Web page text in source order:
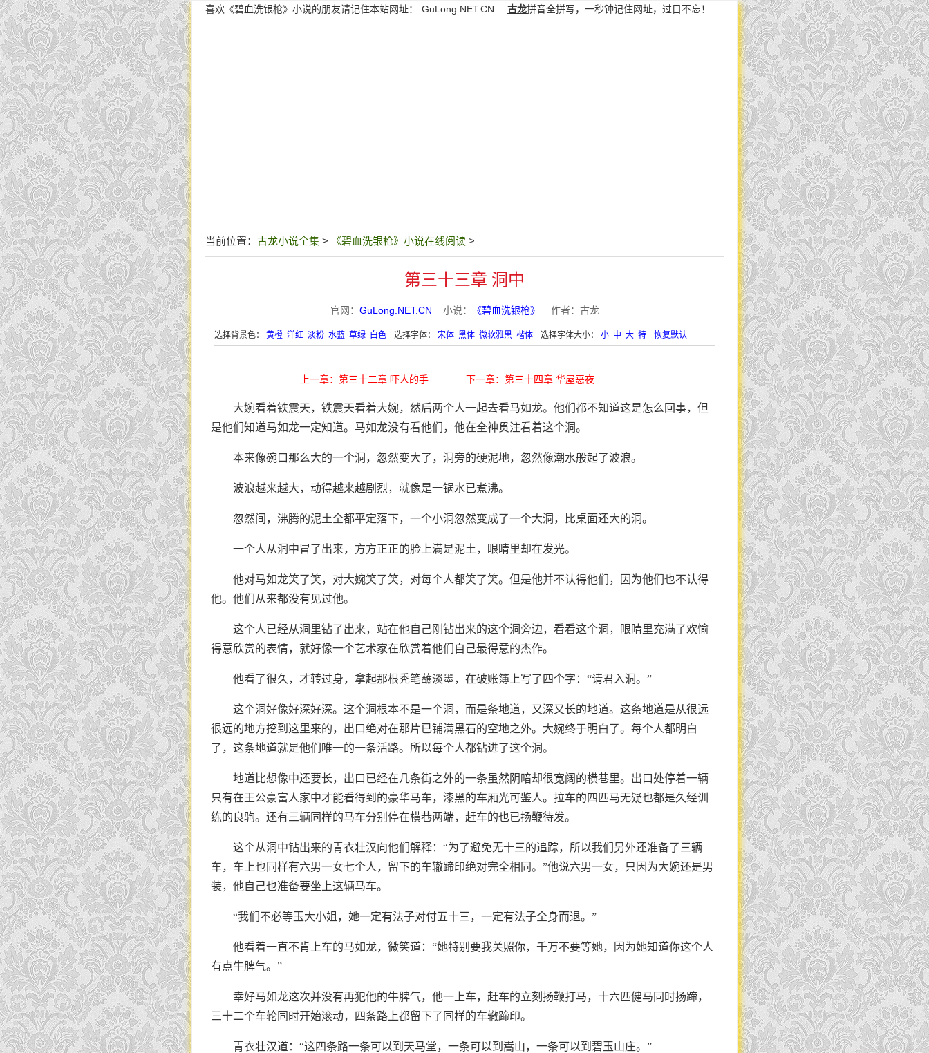
喜欢《碧血洗银枪》小说的朋友请记住本站网址： GuLong.NET.CN 古龙拼音全拼写，一秒钟记住网址，过目不忘！
当前位置： 古龙小说全集 > 《碧血洗银枪》小说在线阅读 >
第三十三章 洞中
官网： GuLong.NET.CN 小说： 《碧血洗银枪》 作者：古龙
选择背景色： 黄橙 洋红 淡粉 水蓝 草绿 白色 选择字体： 宋体 黑体 微软雅黑 楷体 选择字体大小： 小 中 大 特 恢复默认
上一章：第三十二章 吓人的手 下一章：第三十四章 华屋恶夜
大婉看着铁震天，铁震天看着大婉，然后两个人一起去看马如龙。他们都不知道这是怎么回事，但
是他们知道马如龙一定知道。马如龙没有看他们，他在全神贯注看着这个洞。
本来像碗口那么大的一个洞，忽然变大了，洞旁的硬泥地，忽然像潮水般起了波浪。
波浪越来越大，动得越来越剧烈，就像是一锅水已煮沸。
忽然间，沸腾的泥土全都平定落下，一个小洞忽然变成了一个大洞，比桌面还大的洞。
一个人从洞中冒了出来，方方正正的脸上满是泥土，眼睛里却在发光。
他对马如龙笑了笑，对大婉笑了笑，对每个人都笑了笑。但是他并不认得他们，因为他们也不认得
他。他们从来都没有见过他。
这个人已经从洞里钻了出来，站在他自己刚钻出来的这个洞旁边，看看这个洞，眼睛里充满了欢愉
得意欣赏的表情，就好像一个艺术家在欣赏着他们自己最得意的杰作。
他看了很久，才转过身，拿起那根秃笔蘸淡墨，在破账簿上写了四个字：“请君入洞。”
这个洞好像好深好深。这个洞根本不是一个洞，而是条地道，又深又长的地道。这条地道是从很远
很远的地方挖到这里来的，出口绝对在那片已铺满黑石的空地之外。大婉终于明白了。每个人都明白
了，这条地道就是他们唯一的一条活路。所以每个人都钻进了这个洞。
地道比想像中还要长，出口已经在几条街之外的一条虽然阴暗却很宽阔的横巷里。出口处停着一辆
只有在王公豪富人家中才能看得到的豪华马车，漆黑的车厢光可鉴人。拉车的四匹马无疑也都是久经训
练的良驹。还有三辆同样的马车分别停在横巷两端，赶车的也已扬鞭待发。
这个从洞中钻出来的青衣壮汉向他们解释：“为了避免无十三的追踪，所以我们另外还准备了三辆
车，车上也同样有六男一女七个人，留下的车辙蹄印绝对完全相同。”他说六男一女，只因为大婉还是男
装，他自己也准备要坐上这辆马车。
“我们不必等玉大小姐，她一定有法子对付五十三，一定有法子全身而退。”
他看着一直不肯上车的马如龙，微笑道：“她特别要我关照你，千万不要等她，因为她知道你这个人
有点牛脾气。”
幸好马如龙这次并没有再犯他的牛脾气，他一上车，赶车的立刻扬鞭打马，十六匹健马同时扬蹄，
三十二个车轮同时开始滚动，四条路上都留下了同样的车辙蹄印。
青衣壮汉道：“这四条路一条可以到天马堂，一条可以到嵩山，一条可以到碧玉山庄。”